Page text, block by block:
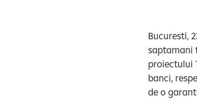
Bucuresti,
saptamani
proiectului
banci,
de o